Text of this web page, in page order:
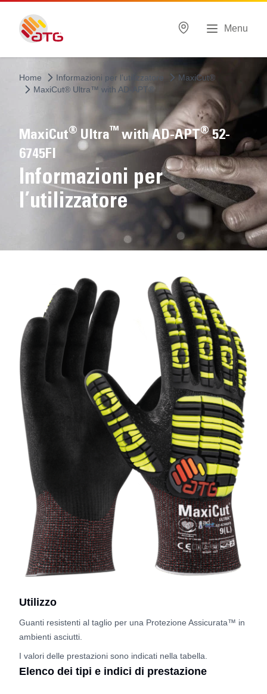
Menu
Home Informazioni per l’utilizzatore
MaxiCut®
MaxiCut® Ultra™ with AD-APT®
MaxiCut® Ultra™ with AD-APT®52-
6745FI
Informazioni per
l’utilizzatore
Utilizzo
Guanti resistenti al taglio per una Protezione Assicurata™ in
ambienti asciutti.
I valori delle prestazioni sono indicati nella tabella.
Elenco dei tipi e indici di prestazione